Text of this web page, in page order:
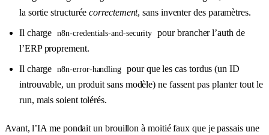
la sortie structuréecorrectement, sans inventer des paramètres.
Il charge
n8n-credentials-and-security pour brancher l’auth de
l’ERP proprement.
Il charge
n8n-error-handling pour que les cas tordus (un ID
introuvable, un produit sans modèle) ne fassent pas planter tout le
run, mais soient tolérés.
Avant, l’IA me pondait un brouillon à moitié faux que je passais une